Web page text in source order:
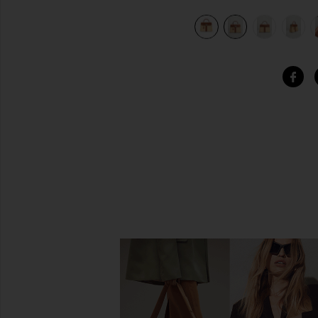
view 10 of 9 СУМКА HERMES in Fauve